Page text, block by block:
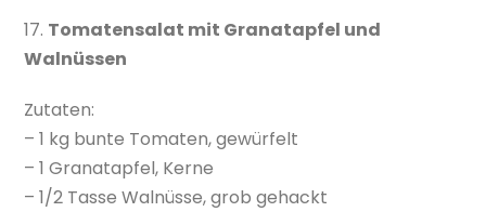
17. Tomatensalat mit Granatapfel und
Walnüssen
Zutaten:
– 1 kg bunte Tomaten, gewürfelt
– 1 Granatapfel, Kerne
– 1/2 Tasse Walnüsse, grob gehackt